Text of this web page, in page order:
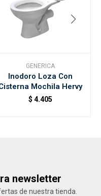
GENERICA
Inodoro Loza Con
Mochila Hervy
$ 4.405
newsletter
de nuestra tienda.